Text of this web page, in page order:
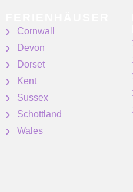
Cornwall
Devon
Dorset
Kent
Sussex
Schottland
Wales